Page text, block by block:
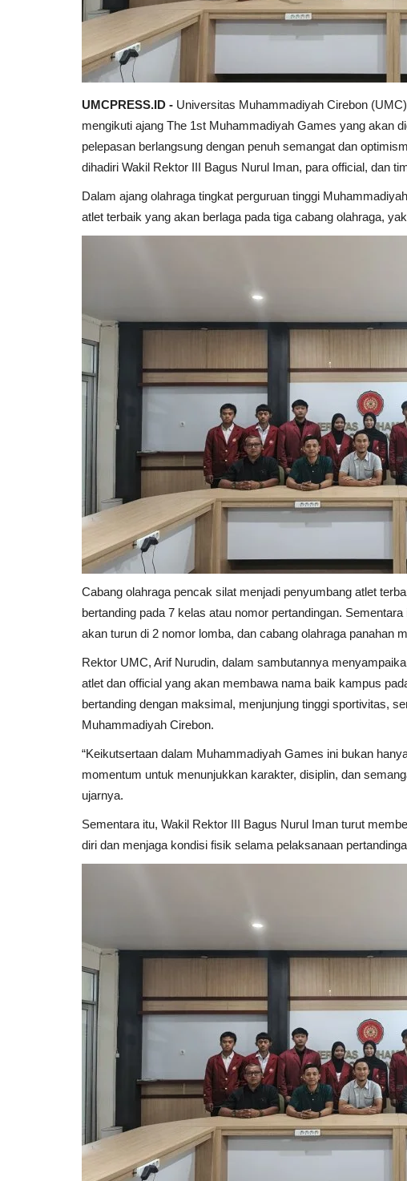
UMCPRESS.ID - Universitas Muhammadiyah Cirebon
mengikuti ajang The 1st Muhammadiyah Games yang akan
pelepasan berlangsung dengan penuh semangat dan
dihadiri Wakil Rektor III Bagus Nurul Iman, para official, dan
Dalam ajang olahraga tingkat perguruan tinggi
atlet terbaik yang akan berlaga pada tiga cabang olahraga,
Cabang olahraga pencak silat menjadi penyumbang atlet
bertanding pada 7 kelas atau nomor pertandingan.
akan turun di 2 nomor lomba, dan cabang olahraga panahan
Rektor UMC, Arif Nurudin, dalam sambutannya
atlet dan official yang akan membawa nama baik kampus
bertanding dengan maksimal, menjunjung tinggi sportivitas,
Muhammadiyah Cirebon.
“Keikutsertaan dalam Muhammadiyah Games ini bukan
momentum untuk menunjukkan karakter, disiplin, dan
ujarnya.
Sementara itu, Wakil Rektor III Bagus Nurul Iman turut
diri dan menjaga kondisi fisik selama pelaksanaan
Tokoh Kita
UPI Bakal Kukuhkan Doktor Baru UMC di
Bidang Pendidikan...